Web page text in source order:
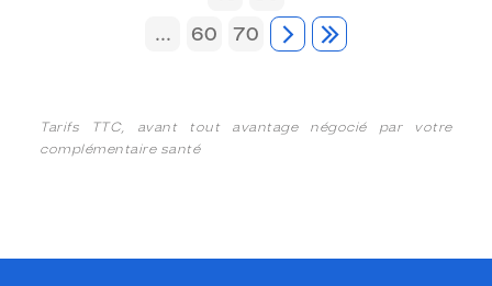
...
60 70
Tarifs TTC, avant tout avantage négocié par votre
complémentaire santé